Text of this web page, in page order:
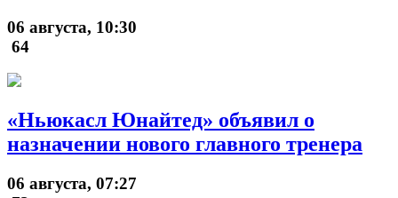
06 августа, 10:30
64
«Ньюкасл Юнайтед» объявил о
назначении нового главного тренера
06 августа, 07:27